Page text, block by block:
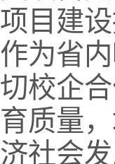
项目建
作为省
切校企
育质量
济社会发